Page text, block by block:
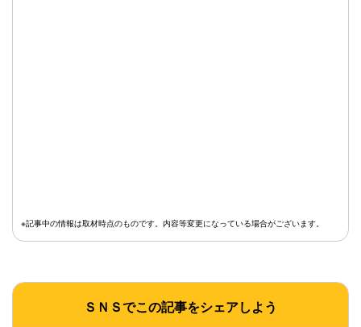
※記事中の情報は取材時点のものです。内容等変更になっている場合がございます。
ＳＮＳでこの記事をシェアしよう